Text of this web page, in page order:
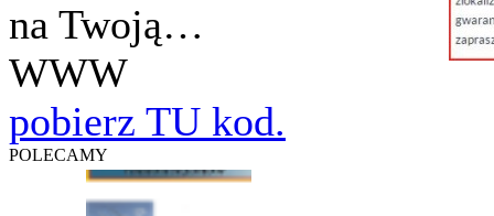
na Twoją…
WWW
pobierz TU kod.
POLECAMY